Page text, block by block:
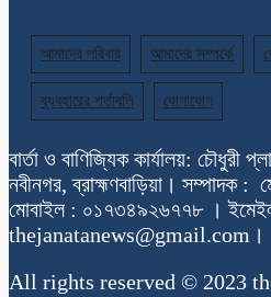
আমাদের পরিবার আমাদের সম্পর্কে
ব্যবহারের শর্তাবলি যোগাযোগ
বার্তা ও বাণিজ্যিক কার্যালয়: চৌধুরী
নবীনগর, ব্রাহ্মণবাড়িয়া। সম্পাদক :
মোবাইল : ০১৭৩৪৯২৬৭৭৮ ।
thejanatanews@gmail.com।
All rights reserved © 2023